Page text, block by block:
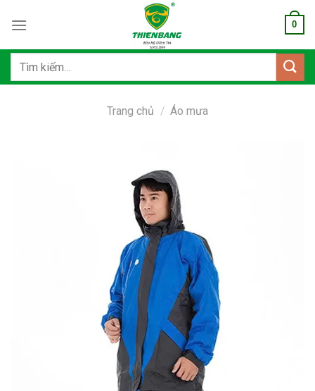
qua
dung
0
Tìm
Trang chủ / Áo mưa